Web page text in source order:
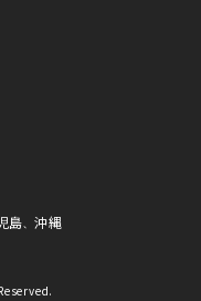
島、 沖縄